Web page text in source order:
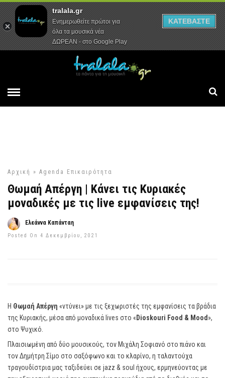
Αρχική Συνεντεύξεις Ρεπορτάζ
Αρχική » Agenda Επικαιρότητα
Θωμαή Απέργη | Κάνει τις Κυριακές
μοναδικές με τις live εμφανίσεις της!
Ελεάννα Καπάνταη
Posted On 4 Δεκεμβρίου, 2021
Η Θωμαή Απέργη «ντύνει» με τις ξεχωριστές της εμφανίσεις τα βράδια
της Κυριακής, μέσα από μοναδικά lives στο « Dioskouri Food & Mood »,
στο Ψυχικό.
Πλαισιωμένη από δύο μουσικούς, τον Μιχάλη Σοφιανό στο πιάνο και
τον Δημήτρη Σίμο στο σαξόφωνο και το κλαρίνο, η ταλαντούχα
τραγουδίστρια μας ταξιδεύει σε jazz & soul ήχους, ερμηνεύοντας με
tralala.gr
Ενημερωθείτε πρώτοι για
όλα τα μουσικά νέα
ΔΩΡΕΑΝ - στο Google Play
ΚΑΤΕΒΑΣΤΕ